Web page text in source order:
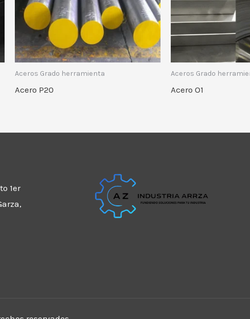
Aceros Grado herramienta
Acero P20
Aceros Grado
Acero O1
1er